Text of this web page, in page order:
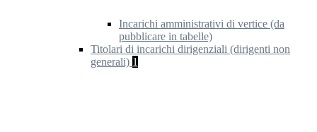
Incarichi amministrativi di vertice (da
pubblicare in tabelle)
Titolari di incarichi dirigenziali (dirigenti non
generali) 1